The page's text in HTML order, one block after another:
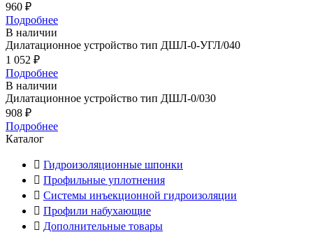
960 ₽
Подробнее
В наличии
Дилатационное устройство тип ДШЛ-0-УГЛ/040
1 052 ₽
Подробнее
В наличии
Дилатационное устройство тип ДШЛ-0/030
908 ₽
Подробнее
Каталог
Гидроизоляционные шпонки
Профильные уплотнения
Системы инъекционной гидроизоляции
Профили набухающие
Дополнительные товары